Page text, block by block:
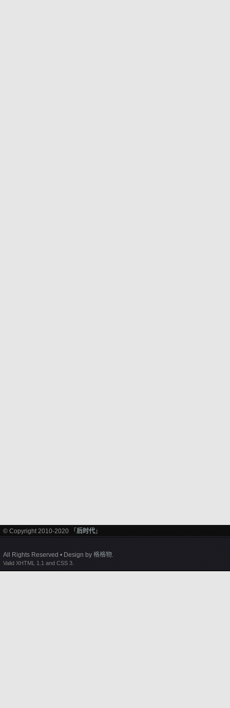
© Copyright 2010-2020 「 后时代 」
All Rights Reserved • Design by 格格物.
Valid XHTML 1.1 and CSS 3.